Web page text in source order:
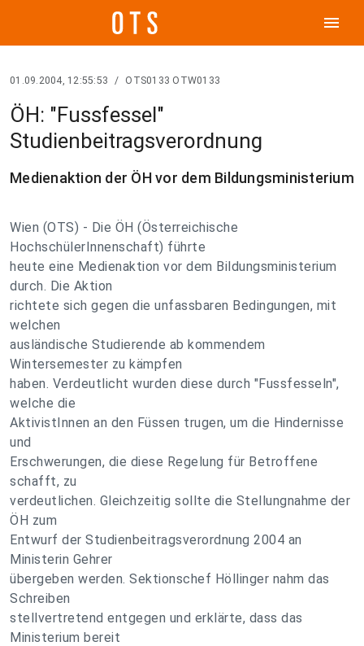
menu
01.09.2004, 12:55:53 / OTS0133 OTW0133
ÖH: "Fussfessel"
Studienbeitragsverordnung
Medienaktion der ÖH vor dem Bildungsministerium
Wien (OTS) - Die ÖH (Österreichische
HochschülerInnenschaft) führte
heute eine Medienaktion vor dem Bildungsministerium
durch. Die Aktion
richtete sich gegen die unfassbaren Bedingungen, mit
welchen
ausländische Studierende ab kommendem
Wintersemester zu kämpfen
haben. Verdeutlicht wurden diese durch "Fussfesseln",
welche die
AktivistInnen an den Füssen trugen, um die Hindernisse
und
Erschwerungen, die diese Regelung für Betroffene
schafft, zu
verdeutlichen. Gleichzeitig sollte die Stellungnahme der
ÖH zum
Entwurf der Studienbeitragsverordnung 2004 an
Ministerin Gehrer
übergeben werden. Sektionschef Höllinger nahm das
Schreiben
stellvertretend entgegen und erklärte, dass das
Ministerium bereit